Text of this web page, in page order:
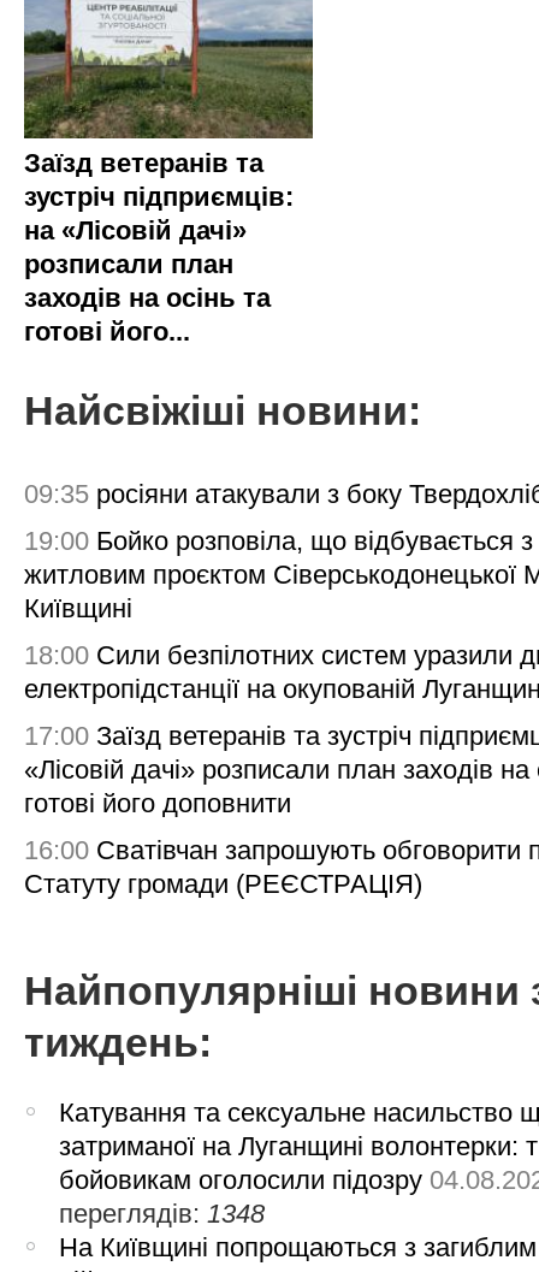
Заїзд ветеранів та
зустріч підприємців:
на «Лісовій дачі»
розписали план
заходів на осінь та
готові його...
Найсвіжіші новини:
09:35 росіяни атакували з боку
19:00 Бойко розповіла, що відбувається з
житловим проєктом Сіверськодонецької
Київщині
18:00 Сили безпілотних систем уразили
електропідстанції на окупованій
17:00 Заїзд ветеранів та зустріч
«Лісовій дачі» розписали план заходів на
готові його доповнити
16:00 Сватівчан запрошують обговорити
Статуту громади (РЕЄСТРАЦІЯ)
Найпопулярніші новини
тиждень:
Катування та сексуальне насильство
затриманої на Луганщині волонтерки:
бойовикам оголосили підозру
переглядів: 1348
На Київщині попрощаються з загиблим